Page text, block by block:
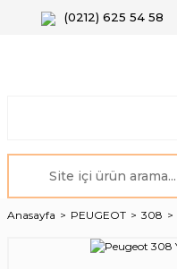
(0212) 625 54 58
Anasayfa PEUGEOT 308